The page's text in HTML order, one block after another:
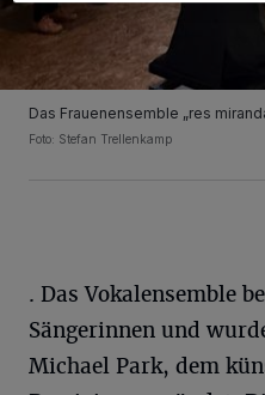
Das Frauenensemble „res
Foto: Stefan Trellenkamp
. Das Vokalensemble
Sängerinnen und
Michael Park, dem